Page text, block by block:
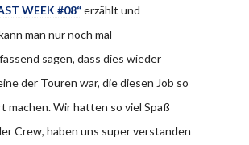
WEEK #08“erzählt und
man nur noch mal
sagen, dass dies wieder
der Touren war, die diesen Job so
machen. Wir hatten so viel Spaß
Crew, haben uns super verstanden